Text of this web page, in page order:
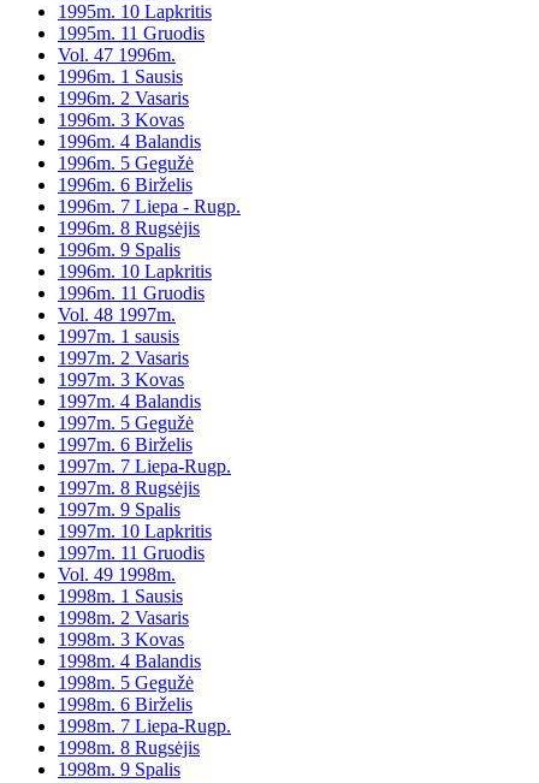
1995m. 10 Lapkritis
1995m. 11 Gruodis
Vol. 47 1996m.
1996m. 1 Sausis
1996m. 2 Vasaris
1996m. 3 Kovas
1996m. 4 Balandis
1996m. 5 Gegužė
1996m. 6 Birželis
1996m. 7 Liepa - Rugp.
1996m. 8 Rugsėjis
1996m. 9 Spalis
1996m. 10 Lapkritis
1996m. 11 Gruodis
Vol. 48 1997m.
1997m. 1 sausis
1997m. 2 Vasaris
1997m. 3 Kovas
1997m. 4 Balandis
1997m. 5 Gegužė
1997m. 6 Birželis
1997m. 7 Liepa-Rugp.
1997m. 8 Rugsėjis
1997m. 9 Spalis
1997m. 10 Lapkritis
1997m. 11 Gruodis
Vol. 49 1998m.
1998m. 1 Sausis
1998m. 2 Vasaris
1998m. 3 Kovas
1998m. 4 Balandis
1998m. 5 Gegužė
1998m. 6 Birželis
1998m. 7 Liepa-Rugp.
1998m. 8 Rugsėjis
1998m. 9 Spalis